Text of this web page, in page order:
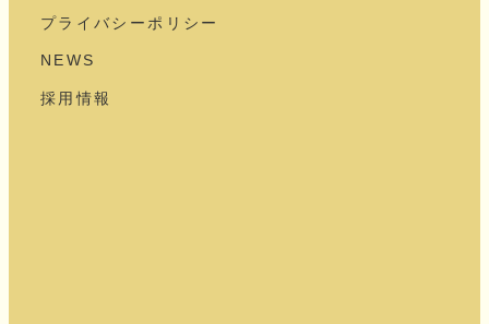
プライバシーポリシー
NEWS
採用情報